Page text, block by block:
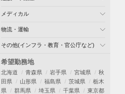
メディカル
物流・運輸
その他(インフラ・教育・官公庁など)
希望勤務地
北海道 青森県 岩手県 宮城県
秋
田県
山形県 福島県 茨城県
栃木
県
群馬県 埼玉県 千葉県
東京都